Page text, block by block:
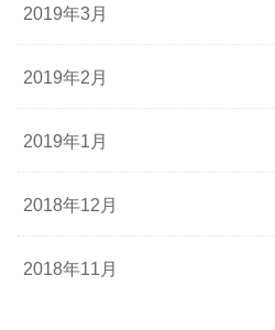
2019年3月
2019年2月
2019年1月
2018年12月
2018年11月